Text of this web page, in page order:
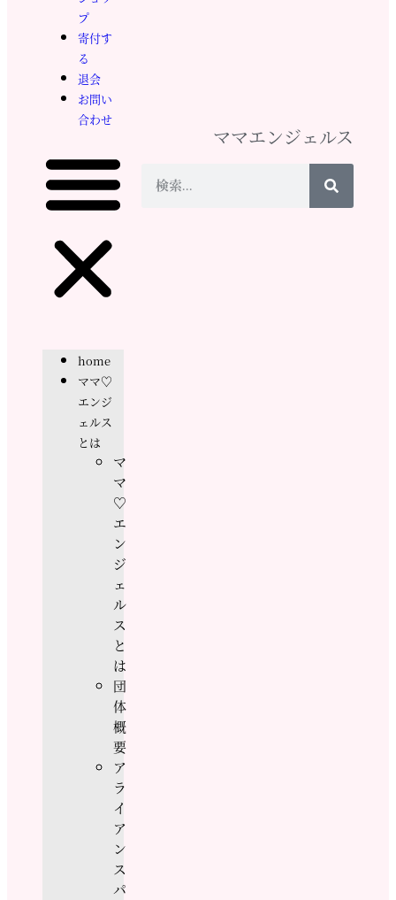
プ
寄付す
る
退会
お問い
合わせ
home
ママ♡
エンジ
ェルス
とは
マ
マ
♡
エ
ン
ジ
ェ
ル
ス
と
は
団
体
概
要
ア
ラ
イ
ア
ン
ス
パ
ママエンジェルス